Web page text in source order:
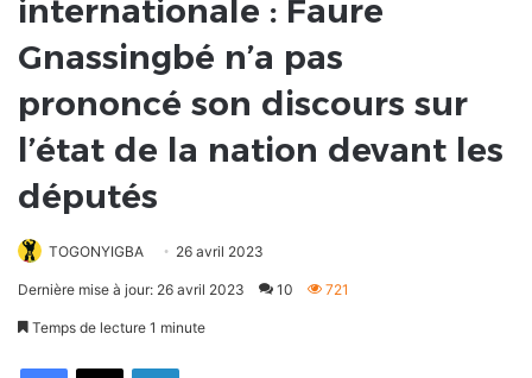
internationale : Faure
Gnassingbé n’a pas
prononcé son discours sur
l’état de la nation devant les
députés
TOGONYIGBA 26 avril 2023
Dernière mise à jour: 26 avril 2023 10 721
Temps de lecture 1 minute
FacebookX Linkedin